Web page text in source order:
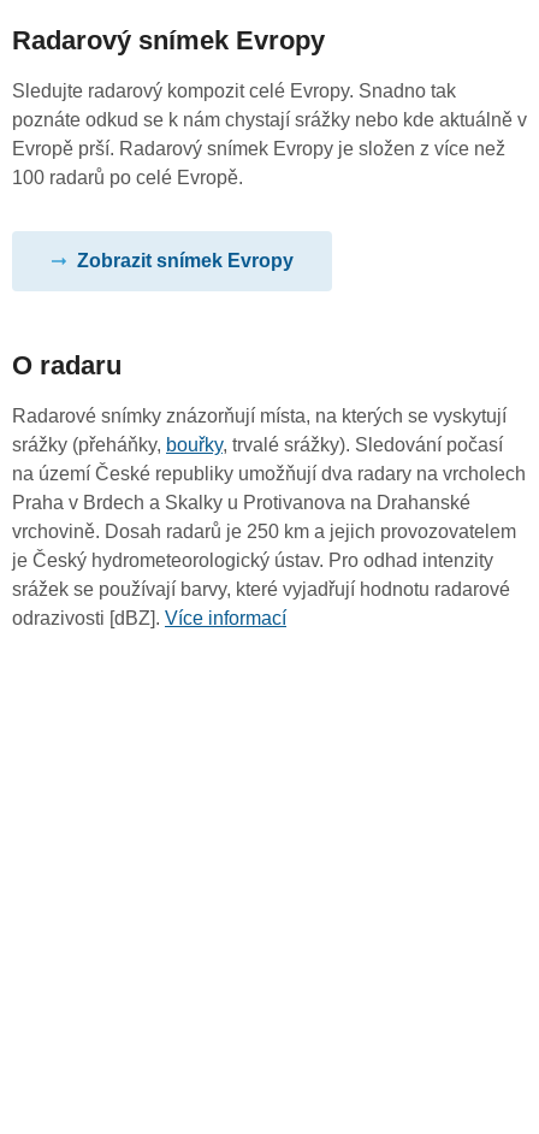
Radarový snímek Evropy
Sledujte radarový kompozit celé Evropy. Snadno tak
poznáte odkud se k nám chystají srážky nebo kde aktuálně v
Evropě prší. Radarový snímek Evropy je složen z více než
100 radarů po celé Evropě.
Zobrazit snímek Evropy
O radaru
Radarové snímky znázorňují místa, na kterých se vyskytují
srážky (přeháňky, bouřky, trvalé srážky). Sledování počasí
na území České republiky umožňují dva radary na vrcholech
Praha v Brdech a Skalky u Protivanova na Drahanské
vrchovině. Dosah radarů je 250 km a jejich provozovatelem
je Český hydrometeorologický ústav. Pro odhad intenzity
srážek se používají barvy, které vyjadřují hodnotu radarové
odrazivosti [dBZ]. Více informací